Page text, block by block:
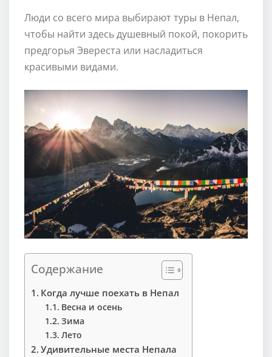
Люди со всего мира выбирают туры в Непал,
чтобы найти здесь душевный покой, покорить
предгорья Эвереста или насладиться
красивыми видами.
Содержание
Когда лучше поехать в Непал
Весна и осень
Зима
Лето
Удивительные места Непала